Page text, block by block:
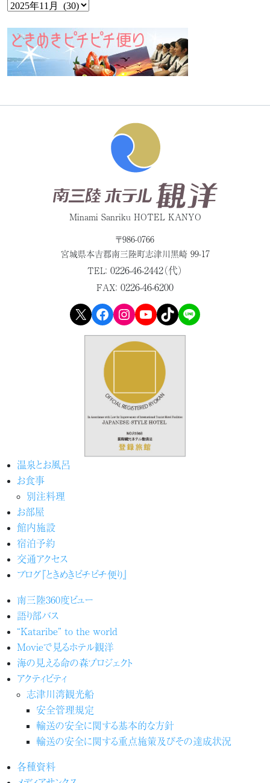
Minami Sanriku HOTEL KANYO
〒986-0766
宮城県本吉郡南三陸町志津川黒崎 99-17
TEL： 0226-46-2442（代）
FAX： 0226-46-6200
X Facebook Instagram YouTube TikTok LINE
温泉とお風呂
お食事
別注料理
お部屋
館内施設
宿泊予約
交通アクセス
ブログ『ときめきピチピチ便り』
南三陸360度ビュー
語り部バス
“Kataribe” to the world
Movieで見るホテル観洋
海の見える命の森プロジェクト
アクティビティ
志津川湾観光船
安全管理規定
輸送の安全に関する基本的な方針
輸送の安全に関する重点施策及びその達成状況
各種資料